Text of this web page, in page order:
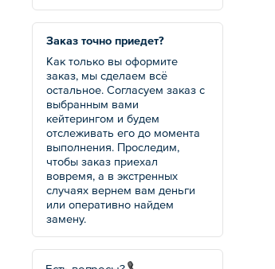
Заказ точно приедет?
Как только вы оформите
заказ, мы сделаем всё
остальное. Согласуем заказ с
выбранным вами
кейтерингом и будем
отслеживать его до момента
выполнения. Проследим,
чтобы заказ приехал
вовремя, а в экстренных
случаях вернем вам деньги
или оперативно найдем
замену.